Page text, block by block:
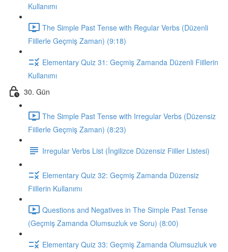
Kullanımı
The Simple Past Tense with Regular Verbs (Düzenli
Fiillerle Geçmiş Zaman) (9:18)
Elementary Quiz 31: Geçmiş Zamanda Düzenli Fiillerin
Kullanımı
30. Gün
The Simple Past Tense with Irregular Verbs (Düzensiz
Fiillerle Geçmiş Zaman) (8:23)
Irregular Verbs List (İngilizce Düzensiz Fiiller Listesi)
Elementary Quiz 32: Geçmiş Zamanda Düzensiz
Fiillerin Kullanımı
Questions and Negatives in The Simple Past Tense
(Geçmiş Zamanda Olumsuzluk ve Soru) (8:00)
Elementary Quiz 33: Geçmiş Zamanda Olumsuzluk ve